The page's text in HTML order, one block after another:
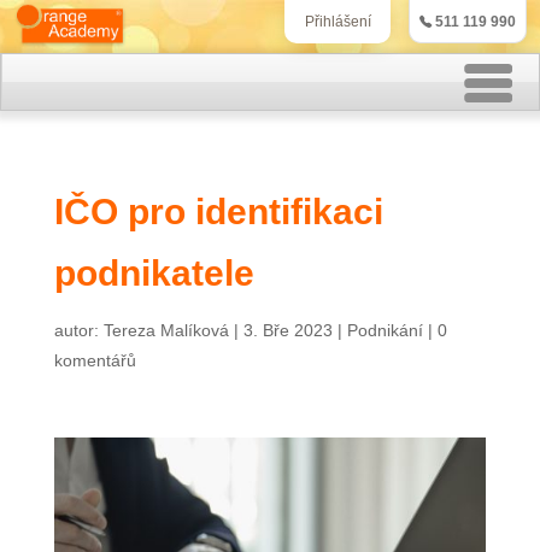
Přihlášení 511 119 990
Kurzy účetnictví
Kurzy personalistiky
Kurzy marketingu
Jazykové kurzy
IČO pro identifikaci
podnikatele
autor: Tereza Malíková | 3. Bře 2023 | Podnikání| 0
komentářů